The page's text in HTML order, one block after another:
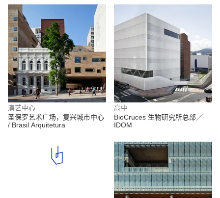
演艺中心
圣保罗艺术广场，复兴城市中心
/ Brasil Arquitetura
高中
BioCruces 生物研究所总部／
IDOM